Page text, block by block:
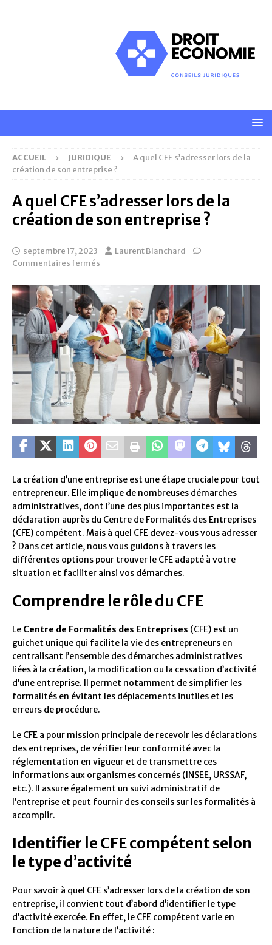
ACCUEIL JURIDIQUE
A quel CFE s’adresser lors de la
création de son entreprise ?
A quel CFE s’adresser lors de la
création de son entreprise ?
septembre 17, 2023
Laurent Blanchard
Commentaires fermés
La création d’une entreprise est une étape cruciale pour tout
entrepreneur. Elle implique de nombreuses démarches
administratives, dont l’une des plus importantes est la
déclaration auprès du Centre de Formalités des Entreprises
(CFE) compétent. Mais à quel CFE devez-vous vous adresser
? Dans cet article, nous vous guidons à travers les
différentes options pour trouver le CFE adapté à votre
situation et faciliter ainsi vos démarches.
Comprendre le rôle du CFE
Le Centre de Formalités des Entreprises (CFE) est un
guichet unique qui facilite la vie des entrepreneurs en
centralisant l’ensemble des démarches administratives
liées à la création, la modification ou la cessation d’activité
d’une entreprise. Il permet notamment de simplifier les
formalités en évitant les déplacements inutiles et les
erreurs de procédure.
Le CFE a pour mission principale de recevoir les déclarations
des entreprises, de vérifier leur conformité avec la
réglementation en vigueur et de transmettre ces
informations aux organismes concernés (INSEE, URSSAF,
etc.). Il assure également un suivi administratif de
l’entreprise et peut fournir des conseils sur les formalités à
accomplir.
Identifier le CFE compétent selon
le type d’activité
Pour savoir à quel CFE s’adresser lors de la création de son
entreprise, il convient tout d’abord d’identifier le type
d’activité exercée. En effet, le CFE compétent varie en
fonction de la nature de l’activité :